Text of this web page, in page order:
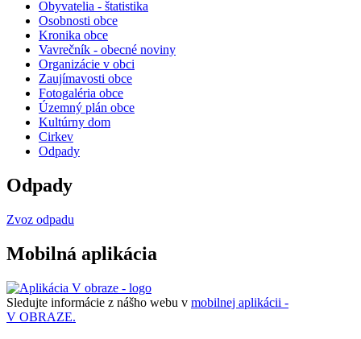
Obyvatelia - štatistika
Osobnosti obce
Kronika obce
Vavrečník - obecné noviny
Organizácie v obci
Zaujímavosti obce
Fotogaléria obce
Územný plán obce
Kultúrny dom
Cirkev
Odpady
Odpady
Zvoz odpadu
Mobilná aplikácia
Sledujte informácie z nášho webu v mobilnej aplikácii -
V OBRAZE.